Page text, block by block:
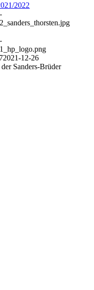
2022
2021-12-26
San­ders-Brü­der